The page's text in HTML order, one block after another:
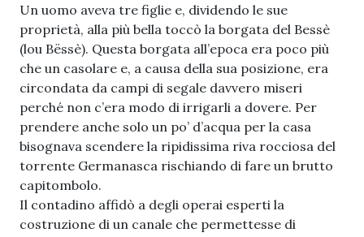
Un uomo aveva tre figlie e, dividendo le sue
proprietà, alla più bella toccò la borgata del Bessè
(lou Bëssè). Questa borgata all’epoca era poco più
che un casolare e, a causa della sua posizione, era
circondata da campi di segale davvero miseri
perché non c’era modo di irrigarli a dovere. Per
prendere anche solo un po’ d’acqua per la casa
bisognava scendere la ripidissima riva rocciosa del
torrente Germanasca rischiando di fare un brutto
capitombolo.
Il contadino affidò a degli operai esperti la
costruzione di un canale che permettesse di